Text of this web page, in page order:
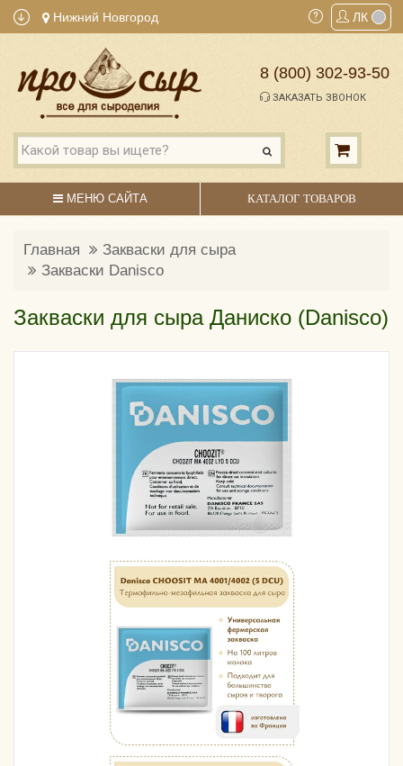
Нижний Новгород ЛК
8 (800) 302-93-50
ЗАКАЗАТЬ ЗВОНОК
МЕНЮ САЙТА КАТАЛОГ ТОВАРОВ
Главная
Закваски для сыра
Закваски Danisco
Закваски для сыра Даниско (Danisco)